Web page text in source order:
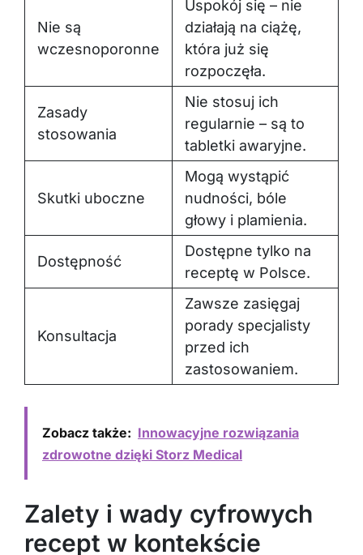
Nie są
wczesnoporonne
Uspokój się – nie
działają na ciążę,
która już się
rozpoczęła.
Zasady
stosowania
Nie stosuj ich
regularnie – są to
tabletki awaryjne.
Skutki uboczne
Mogą wystąpić
nudności, bóle
głowy i plamienia.
Dostępność
Dostępne tylko na
receptę w Polsce.
Konsultacja
Zawsze zasięgaj
porady specjalisty
przed ich
zastosowaniem.
Zobacz także: Innowacyjne rozwiązania
zdrowotne dzięki Storz Medical
Zalety i wady cyfrowych
recept w kontekście